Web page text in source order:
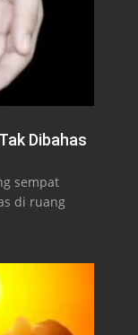
Dibahas
sempat
di ruang